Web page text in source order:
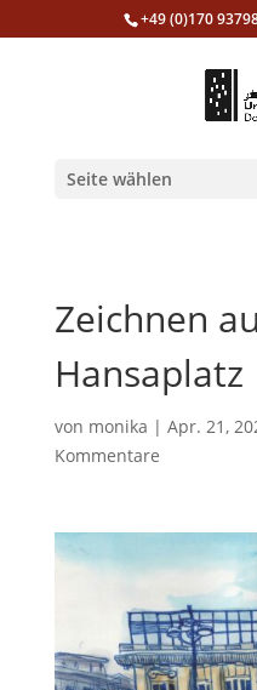
+49 (0)170
Seite wählen
Zeichnen
Hansaplatz
von monika | Apr. 21,
Kommentare